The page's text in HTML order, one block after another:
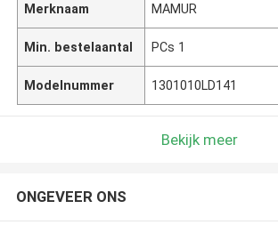
Merknaam MAMUR
Min. bestelaantal PCs 1
Modelnummer 1301010LD141
Bekijk meer
ONGEVEER ONS